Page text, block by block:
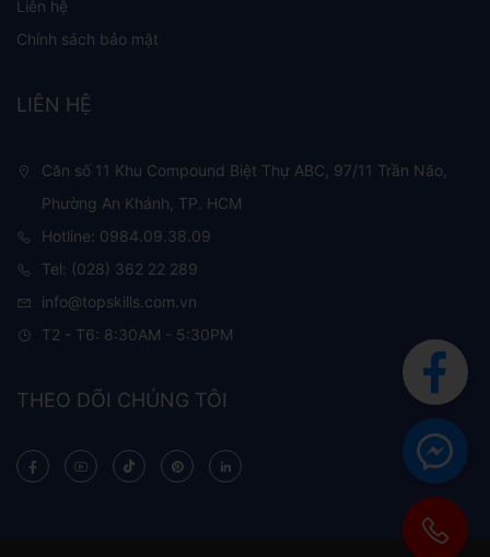
Liên hệ
Chính sách bảo mật
LIÊN HỆ
Căn số 11 Khu Compound Biệt Thự ABC, 97/11 Trần Não,
Phường An Khánh, TP. HCM
Hotline: 0984.09.38.09
Tel: (028) 362 22 289
info@topskills.com.vn
T2 - T6: 8:30AM - 5:30PM
THEO DÕI CHÚNG TÔI